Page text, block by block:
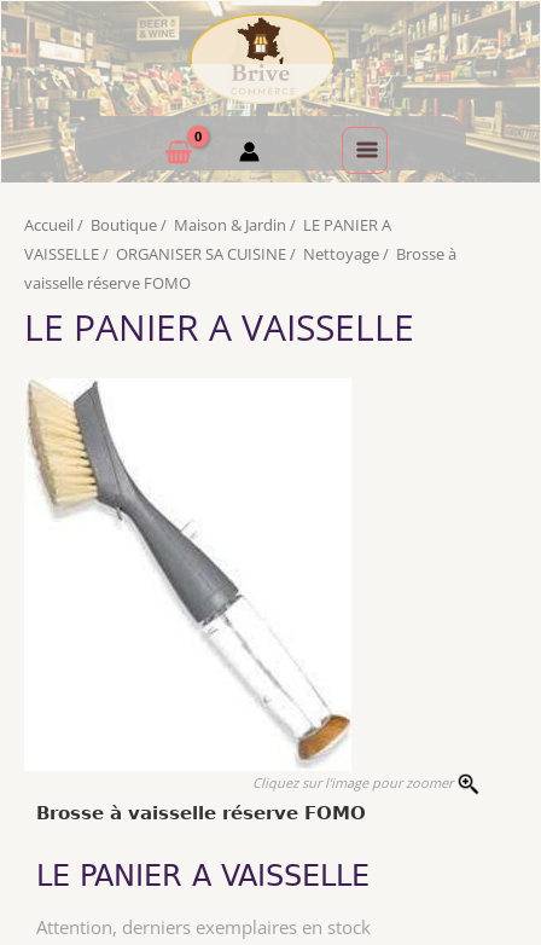
Accueil / Boutique/ Maison & Jardin / LE PANIER A
VAISSELLE/ ORGANISER SA CUISINE/ Nettoyage/ Brosse à
vaisselle réserve FOMO
LE PANIER A VAISSELLE
Cliquez sur l'image pour zoomer
Brosse à vaisselle réserve FOMO
LE PANIER A VAISSELLE
Attention, derniers exemplaires en stock